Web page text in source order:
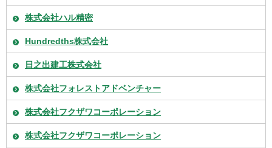
株式会社ハル精密
Hundredths株式会社
日之出建工株式会社
株式会社フォレストアドベンチャー
株式会社フクザワコーポレーション
株式会社フクザワコーポレーション